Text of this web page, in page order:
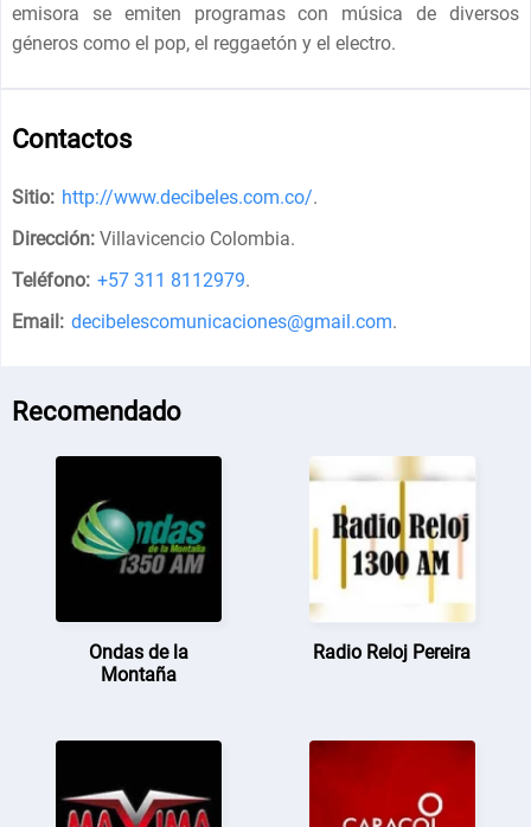
emisora se emiten programas con música de diversos
géneros como el pop, el reggaetón y el electro.
Contactos
Sitio: http://www.decibeles.com.co/.
Dirección: Villavicencio Colombia.
Teléfono: +57 311 8112979.
Email: decibelescomunicaciones@gmail.com.
Recomendado
Ondas de la
Montaña
Radio Reloj Pereira